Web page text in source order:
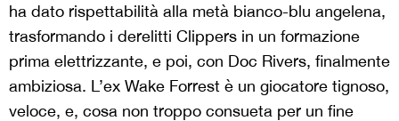
ha dato rispettabilità alla metà bianco-blu angelena,
trasformando i derelitti Clippers in un formazione
prima elettrizzante, e poi, con Doc Rivers, finalmente
ambiziosa. L’ex Wake Forrest è un giocatore tignoso,
veloce, e, cosa non troppo consueta per un fine